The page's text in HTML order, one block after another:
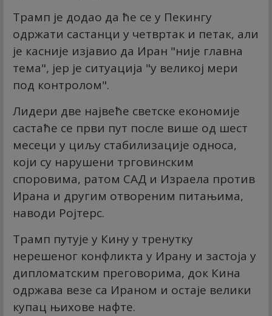
Трамп је додао да ће се у Пекингу
одржати састанци у четвртак и петак, али
је касније изјавио да Иран "није главна
тема", јер је ситуација "у великој мери
под контролом".
Лидери две највеће светске економије
састаће се први пут после више од шест
месеци у циљу стабилизације односа,
који су нарушени трговинским
споровима, ратом САД и Израела против
Ирана и другим отвореним питањима,
наводи Ројтерс.
Трамп путује у Кину у тренутку
нерешеног конфликта у Ирану и застоја у
дипломатским преговорима, док Кина
одржава везе са Ираном и остаје велики
купац њихове нафте.